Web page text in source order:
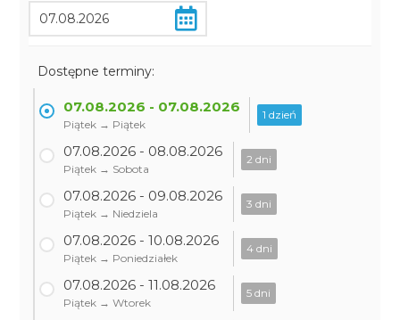
Dostępne terminy:
07.08.2026 - 07.08.2026
Piątek → Piątek
1 dzień
07.08.2026 - 08.08.2026
Piątek → Sobota
2 dni
07.08.2026 - 09.08.2026
Piątek → Niedziela
3 dni
07.08.2026 - 10.08.2026
Piątek → Poniedziałek
4 dni
07.08.2026 - 11.08.2026
Piątek → Wtorek
5 dni